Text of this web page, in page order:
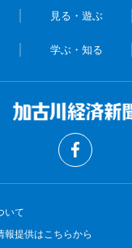
見る・遊ぶ
学ぶ・知る
いて
報提供はこちらから